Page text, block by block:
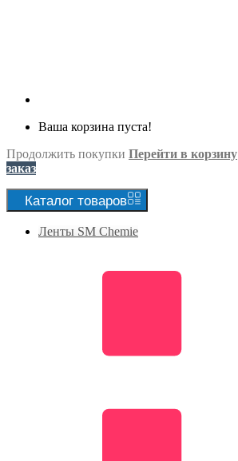
Ваша корзина пуста!
Продолжить покупки Перейти в корзину
заказ
Каталог товаров
Ленты SM Chemie